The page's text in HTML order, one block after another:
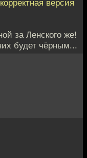
версия
за Ленского же!
будет чёрным...